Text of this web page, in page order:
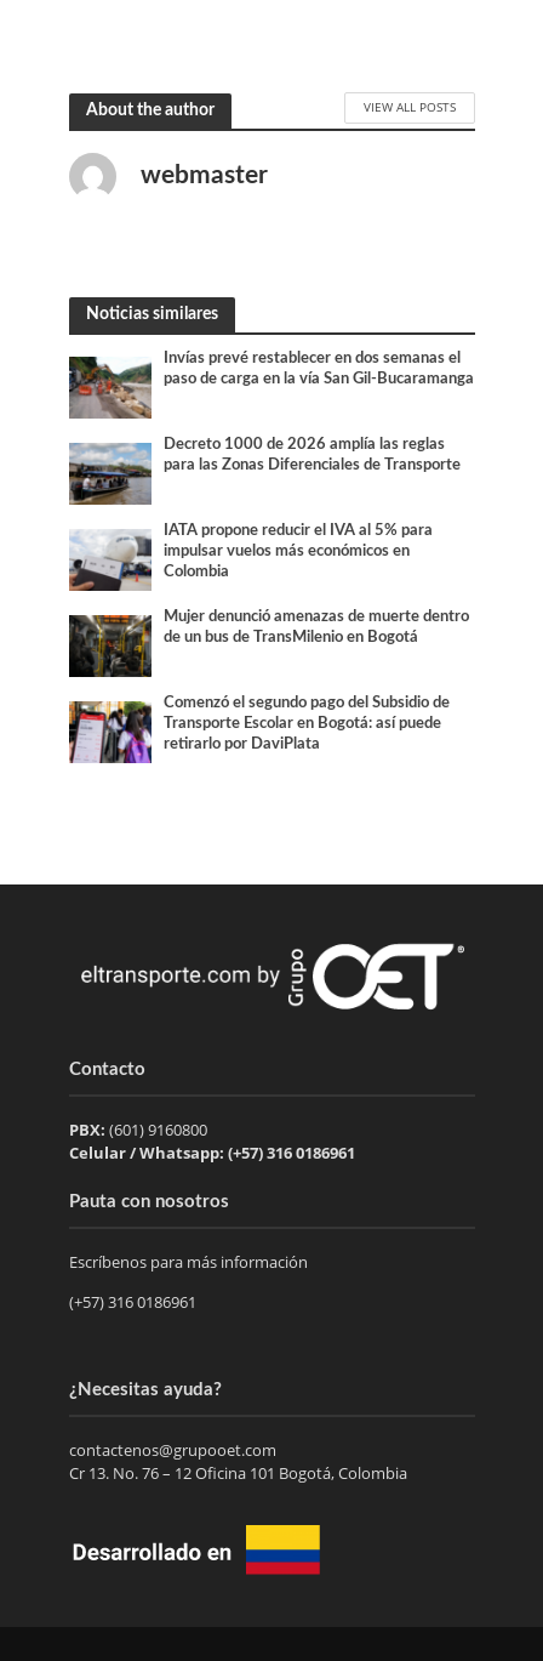
About the author VIEW ALL POSTS
webmaster
Noticias similares
Invías prevé restablecer en dos semanas el
paso de carga en la vía San Gil-Bucaramanga
Decreto 1000 de 2026 amplía las reglas
para las Zonas Diferenciales de Transporte
IATA propone reducir el IVA al 5% para
impulsar vuelos más económicos en
Colombia
Mujer denunció amenazas de muerte dentro
de un bus de TransMilenio en Bogotá
Comenzó el segundo pago del Subsidio de
Transporte Escolar en Bogotá: así puede
retirarlo por DaviPlata
Contacto
PBX: (601) 9160800
Celular / Whatsapp: (+57) 316 0186961
Pauta con nosotros
Escríbenos para más información
(+57) 316 0186961
¿Necesitas ayuda?
contactenos@grupooet.com
Cr 13. No. 76 – 12 Oficina 101 Bogotá, Colombia